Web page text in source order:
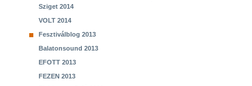
Sziget 2014
VOLT 2014
Fesztiválblog 2013
Balatonsound 2013
EFOTT 2013
FEZEN 2013